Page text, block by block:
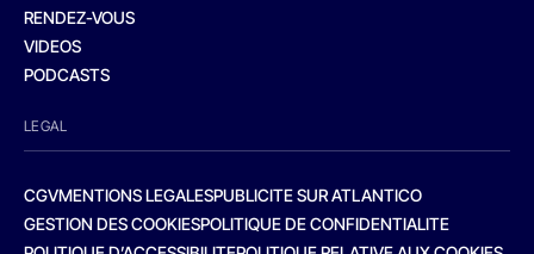
RENDEZ-VOUS
VIDEOS
PODCASTS
LEGAL
CGVMENTIONS LEGALESPUBLICITE SUR ATLANTICO
GESTION DES COOKIESPOLITIQUE DE CONFIDENTIALITE